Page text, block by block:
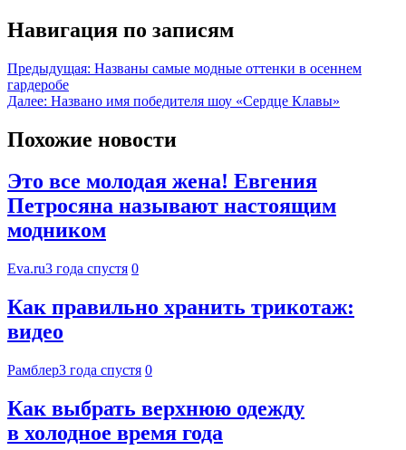
Навигация по записям
Предыдущая: Названы самые модные оттенки в осеннем
гардеробе
Далее: Названо имя победителя шоу «Сердце Клавы»
Похожие новости
Это все молодая жена! Евгения
Петросяна называют настоящим
модником
Eva.ru3 года спустя 0
Как правильно хранить трикотаж:
видео
Рамблер3 года спустя 0
Как выбрать верхнюю одежду
в холодное время года